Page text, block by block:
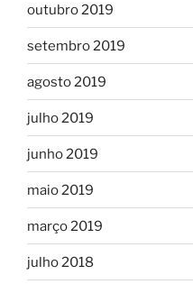
outubro 2019
setembro 2019
agosto 2019
julho 2019
junho 2019
maio 2019
março 2019
julho 2018